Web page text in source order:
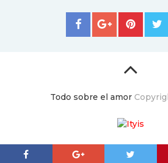
Todo sobre el amor
ItyIs Siglo XXI|Euroresidentes